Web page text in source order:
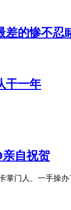
差的惨不忍
干一年
自祝贺
门人、一手操